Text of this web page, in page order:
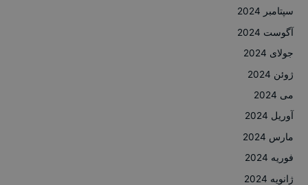
سپتامبر 2024
آگوست 2024
جولای 2024
ژوئن 2024
می 2024
آوریل 2024
مارس 2024
فوریه 2024
ژانویه 2024